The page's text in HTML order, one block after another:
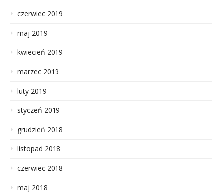
czerwiec 2019
maj 2019
kwiecień 2019
marzec 2019
luty 2019
styczeń 2019
grudzień 2018
listopad 2018
czerwiec 2018
maj 2018